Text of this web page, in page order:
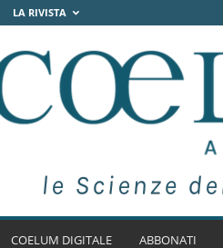
LA RIVISTA
COELUM DIGITALE ABBONATI